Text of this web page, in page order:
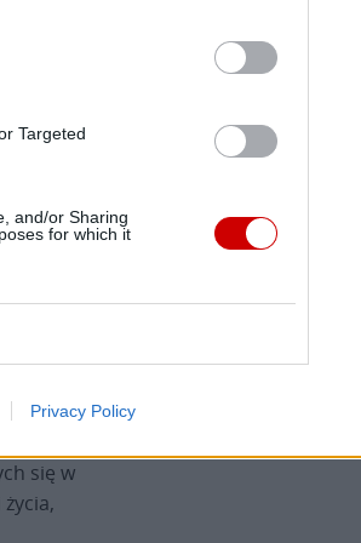
Targeted
and/or Sharing
for which it
Privacy Policy
na
r. został
a w
r. otrzymał
której
Klubu
jest
się w